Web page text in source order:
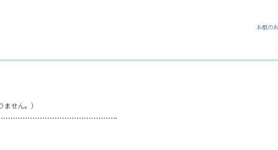
お肌の
せん。）